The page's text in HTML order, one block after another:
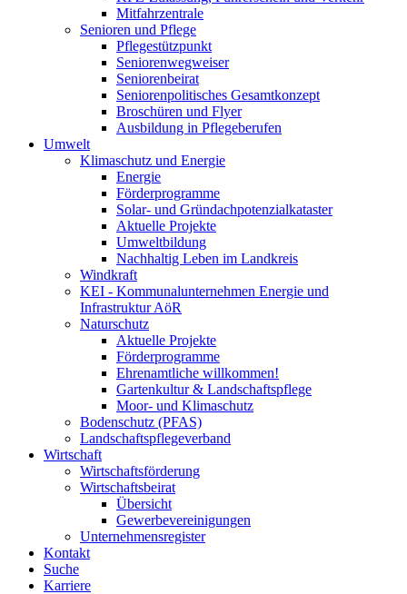
Mitfahrzentrale
Senioren und Pflege
Pflegestützpunkt
Seniorenwegweiser
Seniorenbeirat
Seniorenpolitisches Gesamtkonzept
Broschüren und Flyer
Ausbildung in Pflegeberufen
Umwelt
Klimaschutz und Energie
Energie
Förderprogramme
Solar- und Gründachpotenzialkataster
Aktuelle Projekte
Umweltbildung
Nachhaltig Leben im Landkreis
Windkraft
KEI - Kommunalunternehmen Energie und
Infrastruktur AöR
Naturschutz
Aktuelle Projekte
Förderprogramme
Ehrenamtliche willkommen!
Gartenkultur & Landschaftspflege
Moor- und Klimaschutz
Bodenschutz (PFAS)
Landschaftspflegeverband
Wirtschaft
Wirtschaftsförderung
Wirtschaftsbeirat
Übersicht
Gewerbevereinigungen
Unternehmensregister
Kontakt
Suche
Karriere